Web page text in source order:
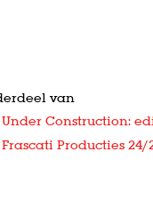
van
Under Construction:
Frascati Producties 24/